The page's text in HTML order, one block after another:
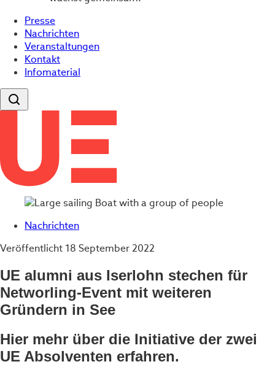
Presse
Nachrichten
Veranstaltungen
Kontakt
Infomaterial
Nachrichten
Veröffentlicht 18 September 2022
UE alumni aus Iserlohn stechen für
Networling-Event mit weiteren
Gründern in See
Hier mehr über die Initiative der zwei
UE Absolventen erfahren.